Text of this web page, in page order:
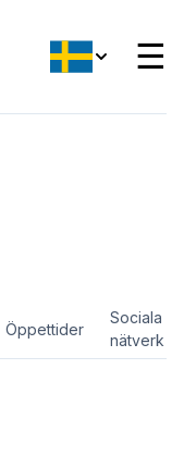
☰
Öppettider
Sociala
nätverk